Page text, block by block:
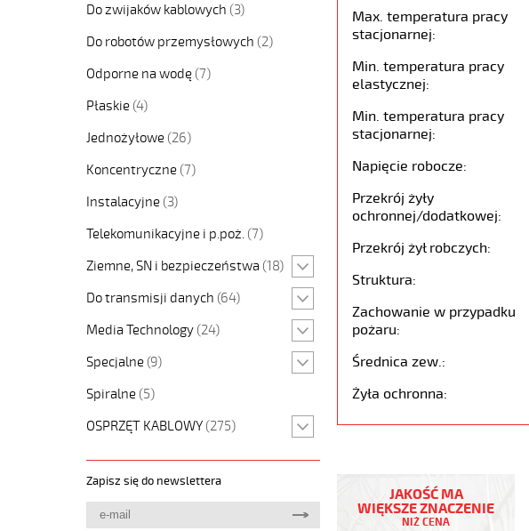
Do zwijaków kablowych (3)
Do robotów przemysłowych (2)
Odporne na wodę (7)
Płaskie (4)
Jednożyłowe (26)
Koncentryczne (7)
Instalacyjne (3)
Telekomunikacyjne i p.poż. (7)
Ziemne, SN i bezpieczeństwa (18)
Do transmisji danych (64)
Media Technology (24)
Specjalne (9)
Spiralne (5)
OSPRZĘT KABLOWY (275)
Zapisz się do newslettera
Max. temperatura pracy
stacjonarnej:
Min. temperatura pracy
elastycznej:
Min. temperatura pracy
stacjonarnej:
Napięcie robocze:
Przekrój żyły
ochronnej/dodatkowej:
Przekrój żył robczych:
Struktura:
Zachowanie w przypadku
pożaru:
Średnica zew.:
Żyła ochronna:
JAKOŚĆ MA
WIĘKSZE ZNACZENIE
NIŻ CENA